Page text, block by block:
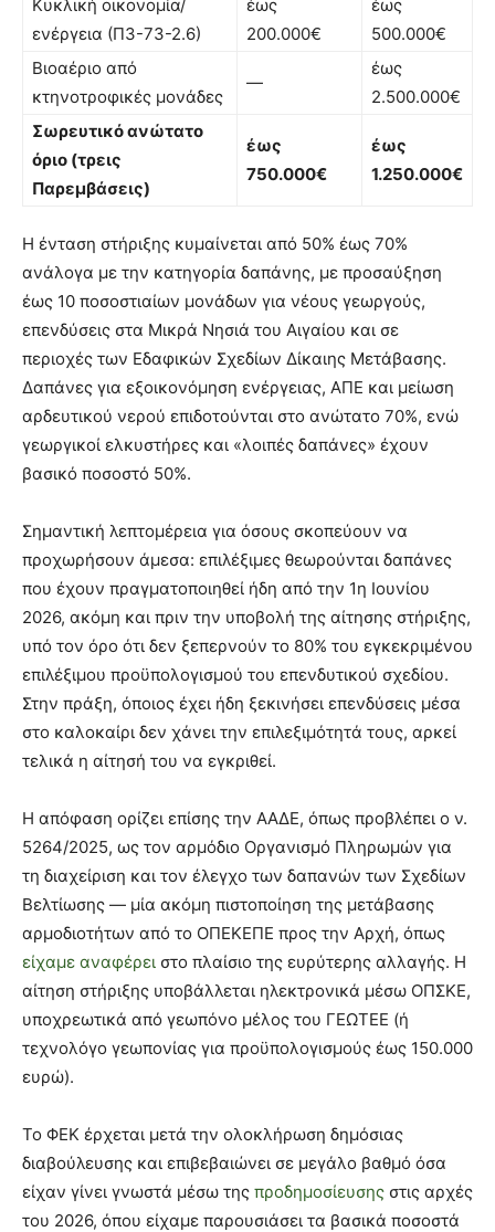
Κυκλική οικονομία/
ενέργεια (Π3-73-2.6)
έως
200.000€
έως
500.000€
Βιοαέριο από
κτηνοτροφικές μονάδες
—
έως
2.500.000€
Σωρευτικό ανώτατο
όριο (τρεις
Παρεμβάσεις)
έως
750.000€
έως
1.250.000€
Η ένταση στήριξης κυμαίνεται από 50% έως 70%
ανάλογα με την κατηγορία δαπάνης, με προσαύξηση
έως 10 ποσοστιαίων μονάδων για νέους γεωργούς,
επενδύσεις στα Μικρά Νησιά του Αιγαίου και σε
περιοχές των Εδαφικών Σχεδίων Δίκαιης Μετάβασης.
Δαπάνες για εξοικονόμηση ενέργειας, ΑΠΕ και μείωση
αρδευτικού νερού επιδοτούνται στο ανώτατο 70%, ενώ
γεωργικοί ελκυστήρες και «λοιπές δαπάνες» έχουν
βασικό ποσοστό 50%.
Σημαντική λεπτομέρεια για όσους σκοπεύουν να
προχωρήσουν άμεσα: επιλέξιμες θεωρούνται δαπάνες
που έχουν πραγματοποιηθεί ήδη από την 1η Ιουνίου
2026, ακόμη και πριν την υποβολή της αίτησης στήριξης,
υπό τον όρο ότι δεν ξεπερνούν το 80% του εγκεκριμένου
επιλέξιμου προϋπολογισμού του επενδυτικού σχεδίου.
Στην πράξη, όποιος έχει ήδη ξεκινήσει επενδύσεις μέσα
στο καλοκαίρι δεν χάνει την επιλεξιμότητά τους, αρκεί
τελικά η αίτησή του να εγκριθεί.
Η απόφαση ορίζει επίσης την ΑΑΔΕ, όπως προβλέπει ο ν.
5264/2025, ως τον αρμόδιο Οργανισμό Πληρωμών για
τη διαχείριση και τον έλεγχο των δαπανών των Σχεδίων
Βελτίωσης — μία ακόμη πιστοποίηση της μετάβασης
αρμοδιοτήτων από το ΟΠΕΚΕΠΕ προς την Αρχή, όπως
είχαμε αναφέρει στο πλαίσιο της ευρύτερης αλλαγής. Η
αίτηση στήριξης υποβάλλεται ηλεκτρονικά μέσω ΟΠΣΚΕ,
υποχρεωτικά από γεωπόνο μέλος του ΓΕΩΤΕΕ (ή
τεχνολόγο γεωπονίας για προϋπολογισμούς έως 150.000
ευρώ).
Το ΦΕΚ έρχεται μετά την ολοκλήρωση δημόσιας
διαβούλευσης και επιβεβαιώνει σε μεγάλο βαθμό όσα
είχαν γίνει γνωστά μέσω της προδημοσίευσης στις αρχές
του 2026, όπου είχαμε παρουσιάσει τα βασικά ποσοστά